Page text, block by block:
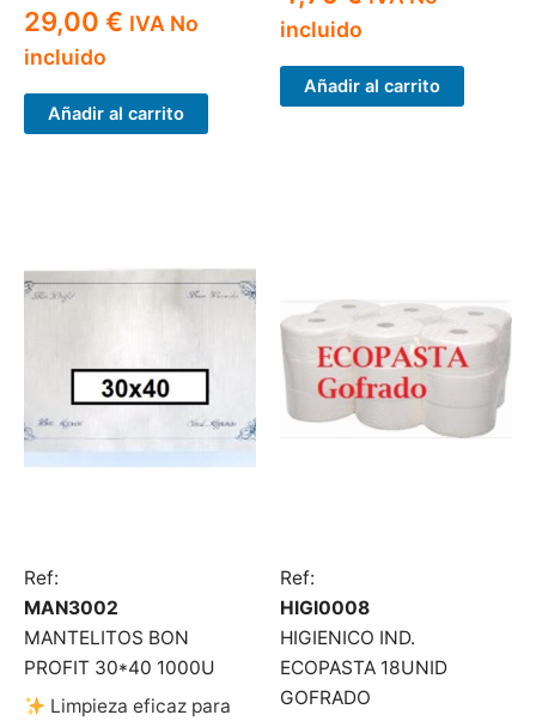
29,00 € IVA No
incluido
Añadir al carrito
incluido
Añadir al carrito
Ref:
MAN3002
MANTELITOS BON
PROFIT 30*40 1000U
Limpieza eficaz para
Ref:
HIGI0008
HIGIENICO IND.
ECOPASTA 18UNID
GOFRADO